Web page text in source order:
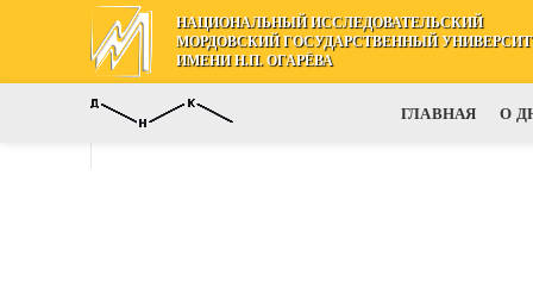
НАЦИОНАЛЬНЫЙ ИССЛЕДОВАТЕЛЬСКИЙ
МОРДОВСКИЙ ГОСУДАРСТВЕННЫЙ
ИМЕНИ Н.П. ОГАРЁВА
ГЛАВНАЯ О